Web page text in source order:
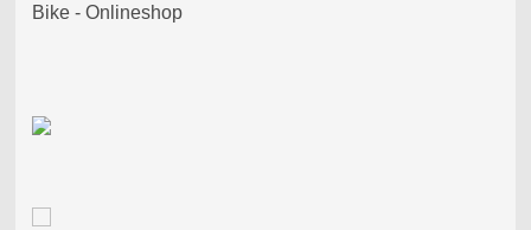
Bike - Onlineshop